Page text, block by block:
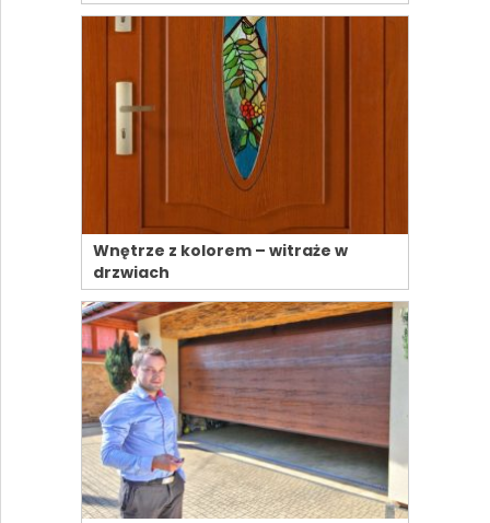
Wnętrze z kolorem – witraże w
drzwiach